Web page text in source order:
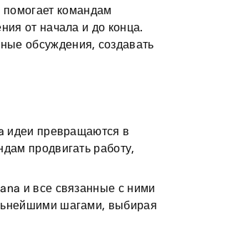
командам
от начала и до конца.
обсуждения, создавать
идеи превращаются в
продвигать работу,
и все связанные с ними
шагами, выбирая